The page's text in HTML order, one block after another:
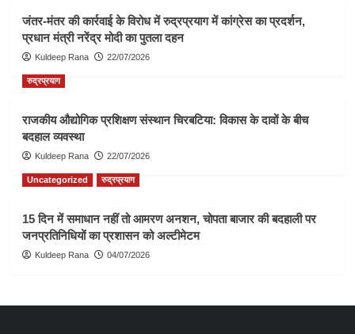
जंतर-मंतर की कार्रवाई के विरोध में रुद्रप्रयाग में कांग्रेस का प्रदर्शन,
प्रधान मंत्री नरेंद्र मोदी का पुतला दहन
Kuldeep Rana 22/07/2026
रुद्रप्रयाग
राजकीय औद्योगिक प्रशिक्षण संस्थान चिरबटिया: विकास के दावों के बीच
बदहाल व्यवस्था
Kuldeep Rana 22/07/2026
Uncategorized रुद्रप्रयाग
15 दिन में समाधान नहीं तो आमरण अनशन, चोपता बाजार की बदहाली पर
जनप्रतिनिधियों का प्रशासन को अल्टीमेटम
Kuldeep Rana 04/07/2026